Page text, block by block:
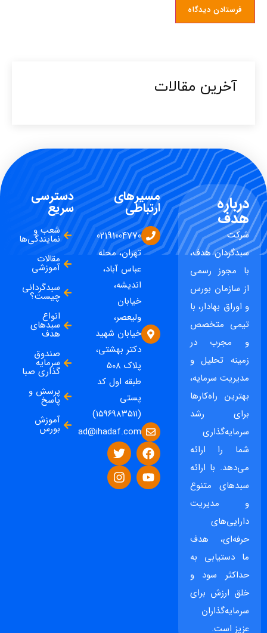
آخرین مقالات​
درباره
هدف
شرکت
سبدگردان هدف،
با مجوز رسمی
از سازمان بورس
و اوراق بهادار، با
تیمی متخصص
و مجرب در
زمینه تحلیل و
مدیریت سرمایه،
بهترین راه‌کارها
برای رشد
سرمایه‌گذاری
شما را ارائه
می‌دهد. با ارائه
سبدهای متنوع
و مدیریت
دارایی‌های
حرفه‌ای، هدف
ما دستیابی به
حداکثر سود و
خلق ارزش برای
سرمایه‌گذاران
عزیز است.
مسیرهای
ارتباطی
02191004770
تهران، محله
عباس آباد،
اندیشه،
خیابان
ولیعصر،
خیابان شهید
دکتر بهشتی،
پلاک ۵۰۸
طبقه اول کد
پستی
(۱۵۹۶۹۸۳۵۱۱)
ad@ihadaf.com
دسترسی
سریع
شعب و
نمایندگی‌ها
مقالات
آموزشی
سبدگردانی
چیست؟
انواع
سبدهای
هدف
صندوق
سرمایه
گذاری صبا
پرسش و
پاسخ
آموزش
بورس